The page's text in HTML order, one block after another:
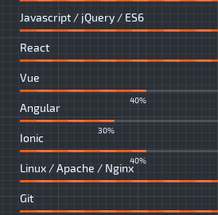
Javascript / jQuery / ES6
React
Vue
40%
Angular
30%
Ionic
40%
Linux / Apache / Nginx
Git